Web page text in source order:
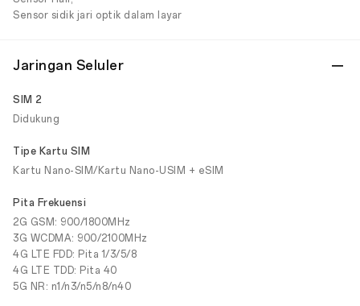
Sensor sidik jari optik dalam layar
Jaringan Seluler
SIM 2
Didukung
Tipe Kartu SIM
Kartu Nano-SIM/Kartu Nano-USIM + eSIM
Pita Frekuensi
2G GSM: 900/1800MHz
3G WCDMA: 900/2100MHz
4G LTE FDD: Pita 1/3/5/8
4G LTE TDD: Pita 40
5G NR: n1/n3/n5/n8/n40